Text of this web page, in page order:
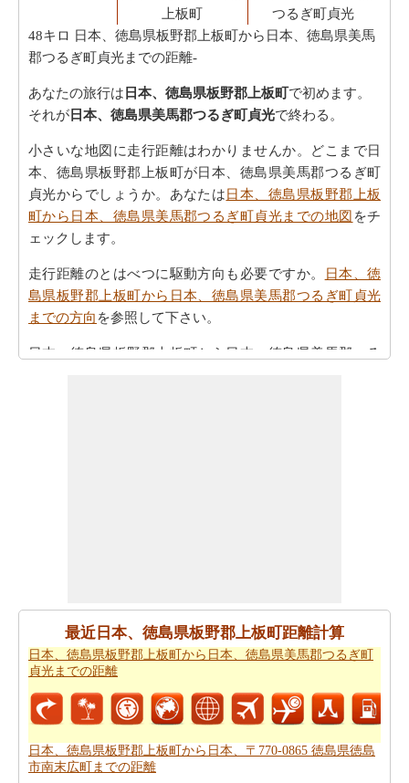
上板町
つるぎ町貞光
48キロ 日本、徳島県板野郡上板町から日本、徳島県美馬
郡つるぎ町貞光までの距離-
あなたの旅行は 日本、徳島県板野郡上板町で初めます。
それが 日本、徳島県美馬郡つるぎ町貞光で終わる。
小さいな地図に走行距離はわかりませんか。どこまで日
本、徳島県板野郡上板町が日本、徳島県美馬郡つるぎ町
貞光からでしょうか。あなたは日本、徳島県板野郡上板
町から日本、徳島県美馬郡つるぎ町貞光までの地図 をチ
ェックします。
走行距離のとはべつに駆動方向も必要ですか。
日本、徳
島県板野郡上板町から日本、徳島県美馬郡つるぎ町貞光
までの方向 を参照して下さい。
日本、徳島県板野郡上板町から日本、徳島県美馬郡つる
ぎ町貞光まで良プランが欲しいですか。知る事はどの方
を使って日本、徳島県板野郡上板町から日本、徳島県美
馬郡つるぎ町貞光までの旅行するんです。
道路走行は疲れて感じますか。飛行機で飛びてかかる時
間は知りたいんですか。 日本、徳島県板野郡上板町から
日本、徳島県美馬郡つるぎ町貞光までの飛行時間チェッ
クします。
最近日本、徳島県板野郡上板町距離計算
日本、徳島県板野郡上板町から日本、徳島県美馬郡つるぎ町
貞光までの距離
日本、徳島県板野郡上板町から日本、〒770-0865 徳島県徳島
市南末広町までの距離